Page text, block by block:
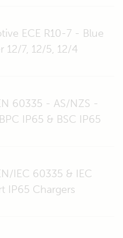
ECE R10-7 - Blue
12/7, 12/5, 12/4
60335 - AS/NZS -
IP65 & BSC IP65
IEC 60335 & IEC
IP65 Chargers